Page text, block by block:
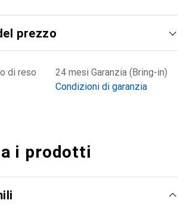
prezzo
di reso
24 mesi Garanzia (Bring-in)
Condizioni di garanzia
i prodotti